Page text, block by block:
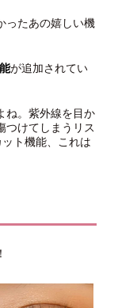
ったあの嬉しい機
が追加されてい
ね。紫外線を目か
つけてしまうリス
ト機能、これは